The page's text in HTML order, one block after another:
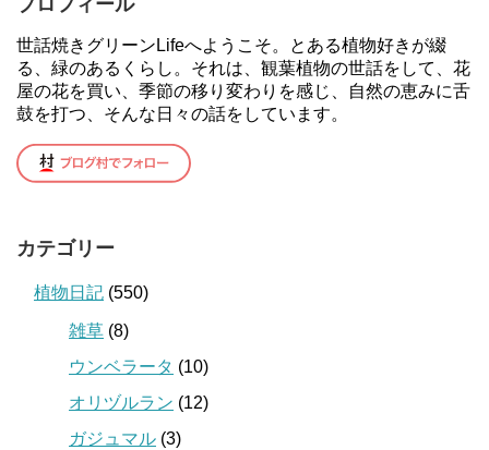
プロフィール
世話焼きグリーンLifeへようこそ。とある植物好きが綴
る、緑のあるくらし。それは、観葉植物の世話をして、花
屋の花を買い、季節の移り変わりを感じ、自然の恵みに舌
鼓を打つ、そんな日々の話をしています。
カテゴリー
植物日記 (550)
雑草 (8)
ウンベラータ (10)
オリヅルラン (12)
ガジュマル (3)